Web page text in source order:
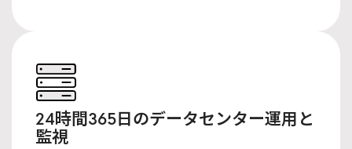
24時間365日のデータセンター運用と
監視